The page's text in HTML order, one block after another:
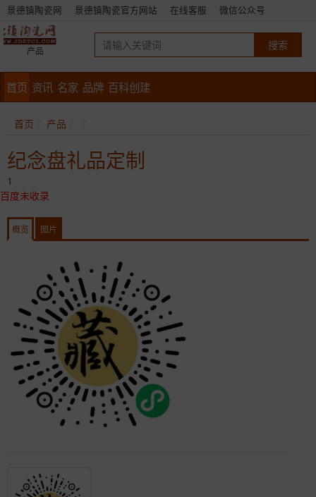
景德镇陶瓷网 景德镇陶瓷官方网站 在线客服 微信公众号
产品
首页 资讯 名家 品牌 百科创建
首页 产品
纪念盘礼品定制
1
百度未收录
概览 图片